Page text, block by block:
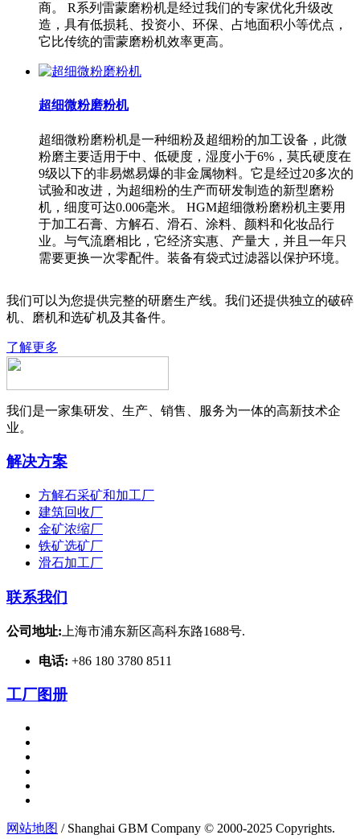
商。 R系列雷蒙磨粉机是经过我们的专家优化升级改
造，具有低损耗、投资小、环保、占地面积小等优点，
它比传统的雷蒙磨粉机效率更高。
超细微粉磨粉机
超细微粉磨粉机是一种细粉及超细粉的加工设备，此微
粉磨主要适用于中、低硬度，湿度小于6%，莫氏硬度在
9级以下的非易燃易爆的非金属物料。它是经过20多次的
试验和改进，为超细粉的生产而研发制造的新型磨粉
机，细度可达0.006毫米。 HGM超细微粉磨粉机主要用
于加工石膏、方解石、滑石、涂料、颜料和化妆品行
业。与气流磨相比，它经济实惠、产量大，并且一年只
需要更换一次零配件。装备有袋式过滤器以保护环境。
我们可以为您提供完整的研磨生产线。我们还提供独立的破碎
机、磨机和选矿机及其备件。
了解更多
我们是一家集研发、生产、销售、服务为一体的高新技术企
业。
解决方案
方解石采矿和加工厂
建筑回收厂
金矿浓缩厂
铁矿选矿厂
滑石加工厂
联系我们
公司地址: 上海市浦东新区高科东路1688号.
电话: +86 180 3780 8511
工厂图册
网站地图 / Shanghai GBM Company © 2000-2025 Copyrights.